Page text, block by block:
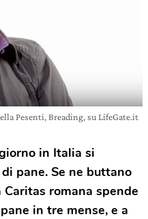
Pesenti, Breading, su LifeGate.it
in Italia si
pane. Se ne buttano
romana spende
in tre mense, e a